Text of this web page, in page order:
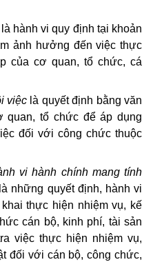
là hành vi quy định tại khoản
ảnh hưởng đến việc thực
của cơ quan, tổ chức, cá
việclà quyết định bằng văn
quan, tổ chức để áp dụng
đối với công chức thuộc
vi hành chính mang tính
là những quyết định, hành vi
thực hiện nhiệm vụ, kế
cán bộ, kinh phí, tài sản
việc thực hiện nhiệm vụ,
đối với cán bộ, công chức,